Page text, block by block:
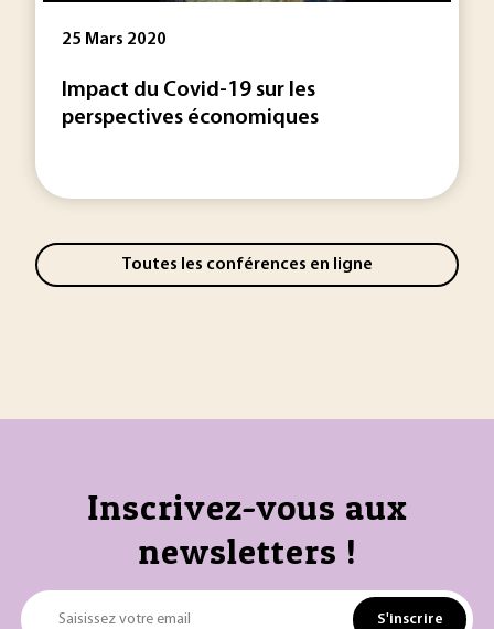
25 Mars 2020
Impact du Covid-19 sur les
perspectives économiques
Toutes les conférences en ligne
Inscrivez-vous aux
newsletters !
Saisissez votre email S'inscrire